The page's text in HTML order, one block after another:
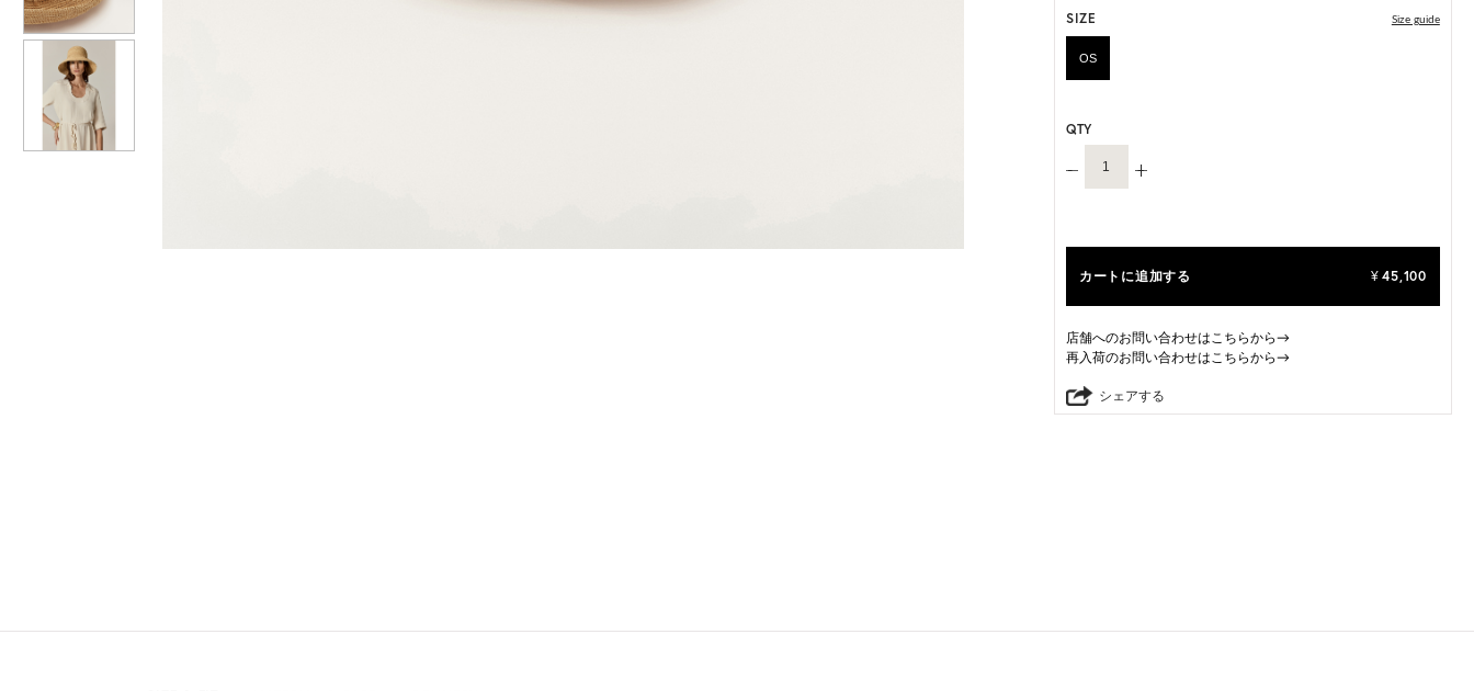
ONE SIZE展開の商品:ONE SIZE 57.5cm
M, L 展開の商品:M 57.5cm, L 59.5cm
HAT BOX(有償 GIFT BOX）対象商品
SIZE Size guide
OS
QTY
カートに追加する ¥ 45,100
店舗へのお問い合わせはこちらから→
再入荷のお問い合わせはこちらから→
シェアする